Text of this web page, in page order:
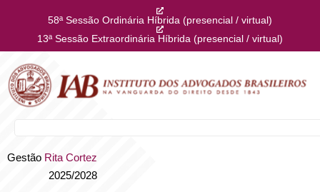
58ª Sessão Ordinária Híbrida (presencial / virtual)
13ª Sessão Extraordinária Híbrida (presencial / virtual)
Gestão Rita Cortez
2025/2028